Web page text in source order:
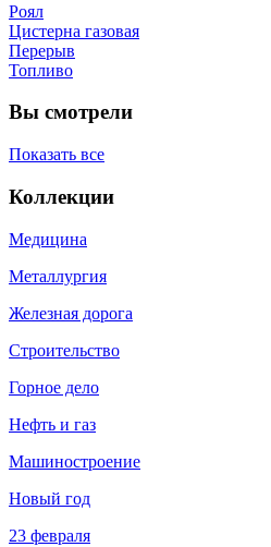
Роял
Цистерна газовая
Перерыв
Топливо
Вы смотрели
Показать все
Коллекции
Медицина
Металлургия
Железная дорога
Строительство
Горное дело
Нефть и газ
Машиностроение
Новый год
23 февраля